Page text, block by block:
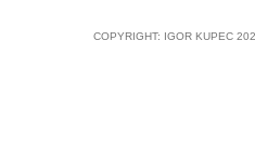
COPYRIGHT: IGOR KUPEC